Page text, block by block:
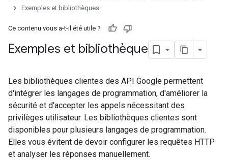
Exemples et bibliothèques
Ce contenu vous a-t-il été utile ?
Exemples et bibliothèque
Les bibliothèques clientes des API Google permettent
d'intégrer les langages de programmation, d'améliorer la
sécurité et d'accepter les appels nécessitant des
privilèges utilisateur. Les bibliothèques clientes sont
disponibles pour plusieurs langages de programmation.
Elles vous évitent de devoir configurer les requêtes HTTP
et analyser les réponses manuellement.